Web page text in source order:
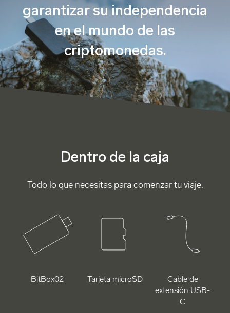
garantizar su independencia
en el mundo de las
criptomonedas.
Dentro de la caja
Todo lo que necesitas para comenzar tu viaje.
BitBox02 Tarjeta microSD
Cable de
extensión USB-
C